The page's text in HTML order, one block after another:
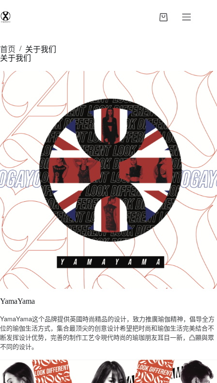
首页 / 关于我们
关于我们
YamaYama
YamaYama这个品牌提供英國時尚精品的设计，致力推廣瑜伽精神，倡导全方
位的瑜伽生活方式，集合最顶尖的创意设计希望把时尚和瑜伽生活完美結合不
断发挥设计优势，完善的制作工艺令現代時尚的瑜珈朋友耳目一新，凸顯與眾
不同的设计。